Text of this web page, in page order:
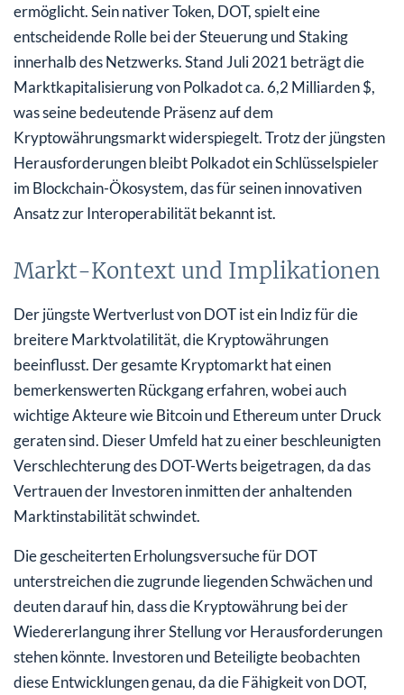
ermöglicht. Sein nativer Token, DOT, spielt eine
entscheidende Rolle bei der Steuerung und Staking
innerhalb des Netzwerks. Stand Juli 2021 beträgt die
Marktkapitalisierung von Polkadot ca. 6,2 Milliarden $,
was seine bedeutende Präsenz auf dem
Kryptowährungsmarkt widerspiegelt. Trotz der jüngsten
Herausforderungen bleibt Polkadot ein Schlüsselspieler
im Blockchain-Ökosystem, das für seinen innovativen
Ansatz zur Interoperabilität bekannt ist.
Markt-Kontext und Implikationen
Der jüngste Wertverlust von DOT ist ein Indiz für die
breitere Marktvolatilität, die Kryptowährungen
beeinflusst. Der gesamte Kryptomarkt hat einen
bemerkenswerten Rückgang erfahren, wobei auch
wichtige Akteure wie Bitcoin und Ethereum unter Druck
geraten sind. Dieser Umfeld hat zu einer beschleunigten
Verschlechterung des DOT-Werts beigetragen, da das
Vertrauen der Investoren inmitten der anhaltenden
Marktinstabilität schwindet.
Die gescheiterten Erholungsversuche für DOT
unterstreichen die zugrunde liegenden Schwächen und
deuten darauf hin, dass die Kryptowährung bei der
Wiedererlangung ihrer Stellung vor Herausforderungen
stehen könnte. Investoren und Beteiligte beobachten
diese Entwicklungen genau, da die Fähigkeit von DOT,